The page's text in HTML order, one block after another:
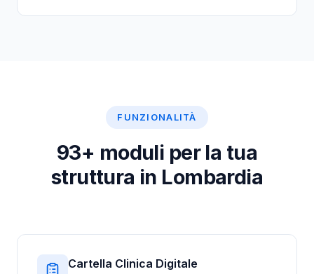
FUNZIONALITÀ
93+ moduli per la tua
struttura in Lombardia
Cartella Clinica Digitale